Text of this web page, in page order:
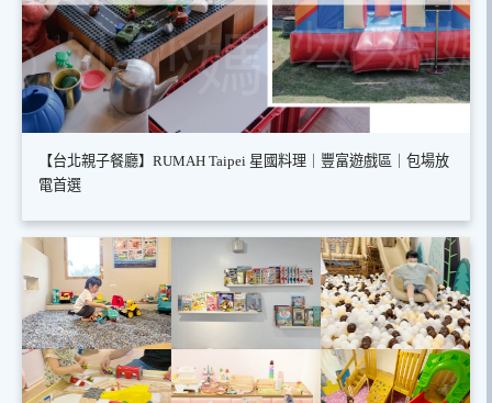
【台北親子餐廳】RUMAH Taipei 星國料理｜豐富遊戲區｜包場放
電首選